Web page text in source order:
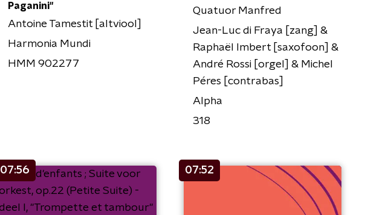
Paganini"
Antoine Tamestit [altviool]
Harmonia Mundi
HMM 902277
Quatuor Manfred
Jean-Luc di Fraya [zang] &
Raphaël Imbert [saxofoon] &
André Rossi [orgel] & Michel
Péres [contrabas]
Alpha
318
07:56 07:52